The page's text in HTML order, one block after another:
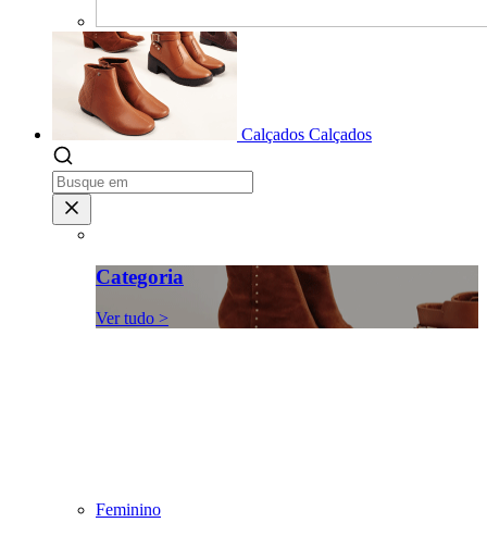
Calçados Calçados
Categoria
Ver tudo >
Feminino